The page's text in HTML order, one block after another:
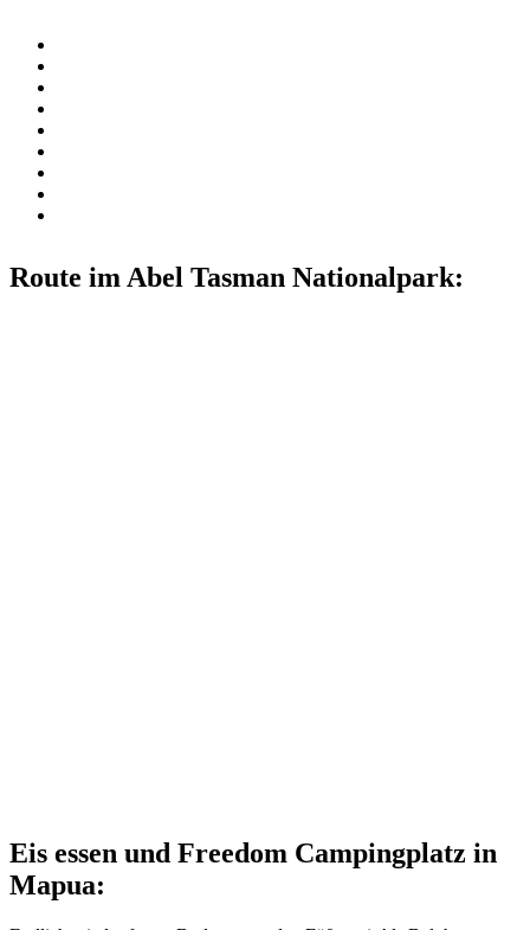
Route im Abel Tasman Nationalpark:
Eis essen und Freedom Campingplatz in
Mapua: